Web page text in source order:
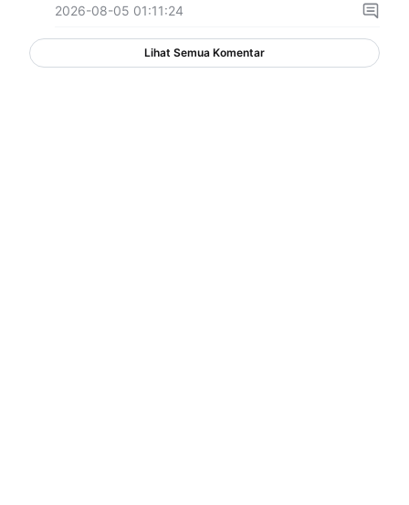
2026-08-05 01:11:24
Lihat Semua Komentar